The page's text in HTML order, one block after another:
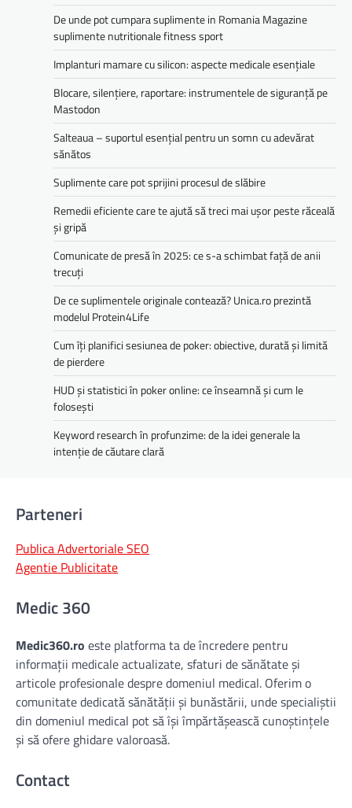
De unde pot cumpara suplimente in Romania Magazine
suplimente nutritionale fitness sport
Implanturi mamare cu silicon: aspecte medicale esențiale
Blocare, silențiere, raportare: instrumentele de siguranță pe
Mastodon
Salteaua – suportul esențial pentru un somn cu adevărat
sănătos
Suplimente care pot sprijini procesul de slăbire
Remedii eficiente care te ajută să treci mai ușor peste răceală
și gripă
Comunicate de presă în 2025: ce s-a schimbat față de anii
trecuți
De ce suplimentele originale contează? Unica.ro prezintă
modelul Protein4Life
Cum îți planifici sesiunea de poker: obiective, durată și limită
de pierdere
HUD și statistici în poker online: ce înseamnă și cum le
folosești
Keyword research în profunzime: de la idei generale la
intenție de căutare clară
Parteneri
Publica Advertoriale SEO
Agentie Publicitate
Medic 360
Medic360.ro este platforma ta de încredere pentru
informații medicale actualizate, sfaturi de sănătate și
articole profesionale despre domeniul medical. Oferim o
comunitate dedicată sănătății și bunăstării, unde specialiștii
din domeniul medical pot să își împărtășească cunoștințele
și să ofere ghidare valoroasă.
Contact